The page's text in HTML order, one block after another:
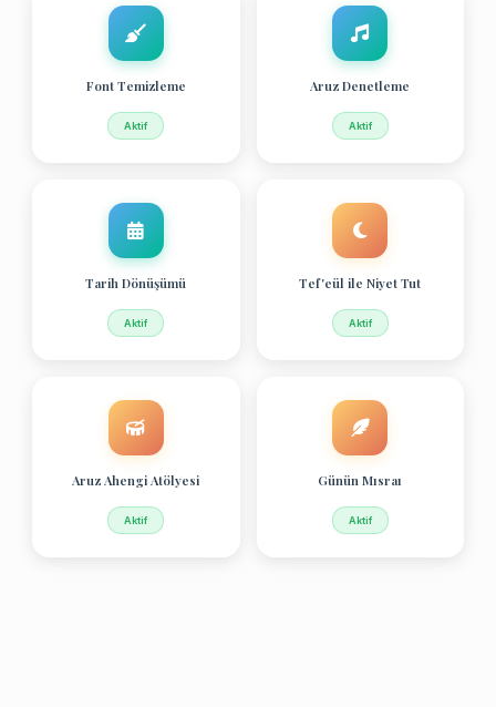
Font Temizleme
Aktif
Aruz Denetleme
Aktif
Tarih Dönüşümü
Aktif
Tef'eül ile Niyet Tut
Aktif
Aruz Ahengi Atölyesi
Aktif
Günün Mısraı
Aktif